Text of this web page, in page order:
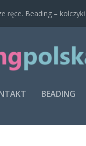
ręce. Beading – kolczyki
BEADING